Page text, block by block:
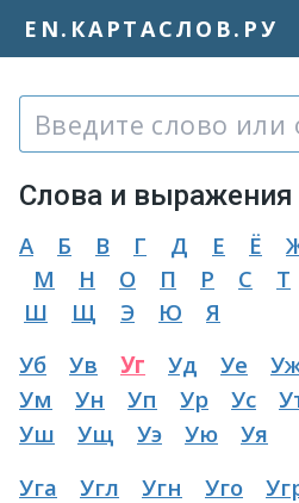
EN.КАРТАСЛОВ.РУ
Слова и выражения
А Б В Г Д Е Ё
М
Н О П Р С Т
Ш
Щ Э Ю
Я
Уб
Ув Уг Уд Уе
Ум
Ун Уп Ур Ус
Уш
Ущ Уэ Ую
Уя
Уга
Угл Угн Уго